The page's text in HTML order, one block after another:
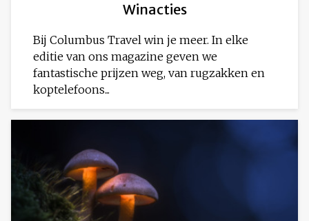
Winacties
Bij Columbus Travel win je meer. In elke
editie van ons magazine geven we
fantastische prijzen weg, van rugzakken en
koptelefoons...